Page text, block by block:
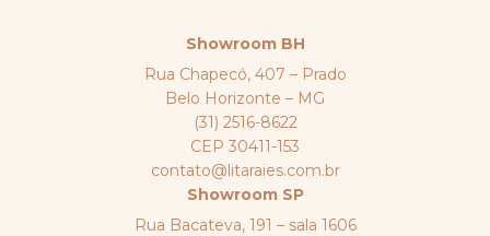
Showroom BH
Rua Chapecó, 407 – Prado
Belo Horizonte – MG
(31) 2516-8622
CEP 30411-153
contato@litaraies.com.br
Showroom SP
Rua Bacateva, 191 – sala 1606